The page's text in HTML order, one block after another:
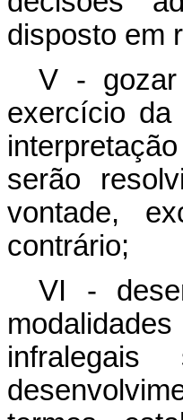
disposto em
V - gozar
exercício
serão
vontade,
contrário;
VI -